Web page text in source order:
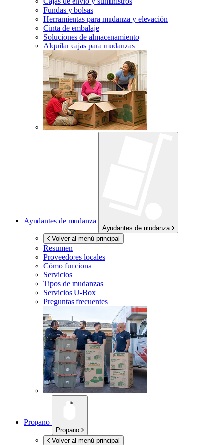
Fundas y bolsas
Herramientas para mudanza y elevación
Cinta de embalaje
Soluciones de almacenamiento
Alquilar cajas para mudanzas
Ayudantes de mudanza
Ayudantes de mudanza
Volver al menú principal
Resumen
Proveedores locales
Cómo funciona
Servicios
Tipos de mudanzas
Servicios U-Box
Preguntas frecuentes
Propano
Propano
Volver al menú principal